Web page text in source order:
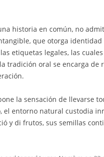
historia en común, no
que otorga
etiquetas legales, las
tradición oral se encarga de
la sensación de llevarse
el entorno natural custodia
y di frutos, sus semillas